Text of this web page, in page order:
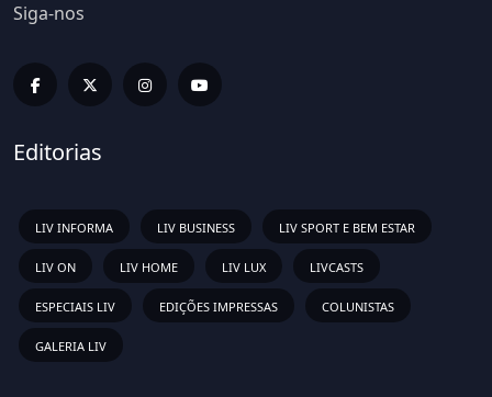
Siga-nos
Editorias
LIV INFORMA LIV BUSINESS LIV SPORT E BEM ESTAR
LIV ON LIV HOME LIV LUX LIVCASTS
ESPECIAIS LIV EDIÇÕES IMPRESSAS COLUNISTAS
GALERIA LIV